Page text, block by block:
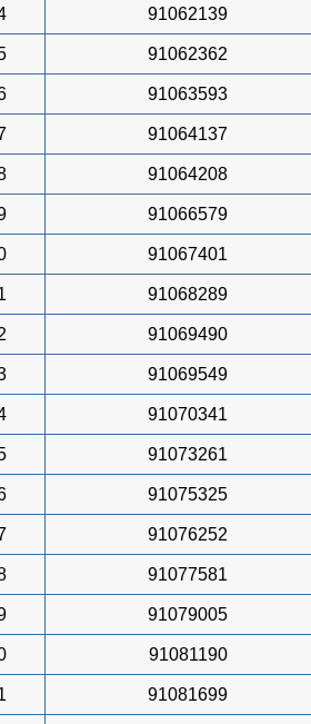
91062139
91062362
91063593
91064137
91064208
91066579
91067401
91068289
91069490
91069549
91070341
91073261
91075325
91076252
91077581
91079005
91081190
91081699